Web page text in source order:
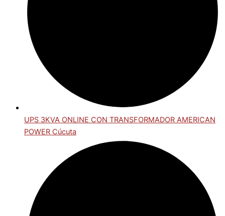
UPS 3KVA ONLINE CON TRANSFORMADOR AMERICAN
POWER Cúcuta